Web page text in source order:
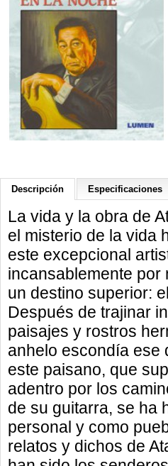
Descripción Especificaciones
La vida y la obra de
el misterio de la vida
este excepcional
incansablemente por
un destino superior:
Después de trajinar
paisajes y rostros
anhelo escondía ese
este paisano, que
adentro por los
de su guitarra, se ha
personal y como
relatos y dichos de